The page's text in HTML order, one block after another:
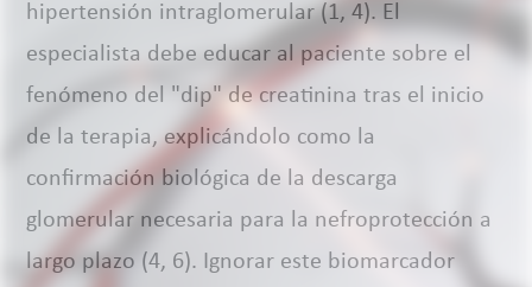
hipertensión intraglomerular (1, 4). El
especialista debe educar al paciente sobre el
fenómeno del "dip" de creatinina tras el inicio
de la terapia, explicándolo como la
confirmación biológica de la descarga
glomerular necesaria para la nefroprotección a
largo plazo (4, 6). Ignorar este biomarcador